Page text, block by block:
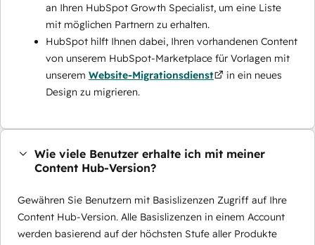
an Ihren HubSpot Growth Specialist, um eine Liste
mit möglichen Partnern zu erhalten.
HubSpot hilft Ihnen dabei, Ihren vorhandenen Content
von unserem HubSpot-Marketplace für Vorlagen mit
unserem Website-Migrationsdienst
in ein neues
Design zu migrieren.
Wie viele Benutzer erhalte ich mit meiner
Content Hub-Version?
Gewähren Sie Benutzern mit Basislizenzen Zugriff auf Ihre
Content Hub-Version. Alle Basislizenzen in einem Account
werden basierend auf der höchsten Stufe aller Produkte